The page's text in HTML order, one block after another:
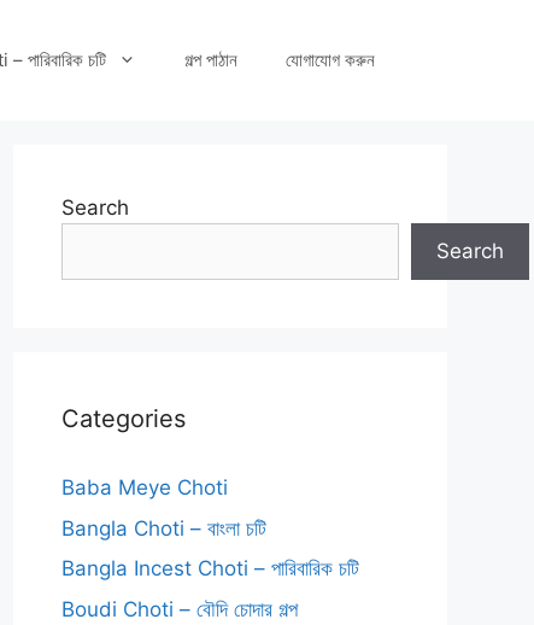
চটি গল্প পাঠান যোগাযোগ করুন
Search
Search
Categories
Baba Meye Choti
Bangla Choti – বাংলা চটি
Bangla Incest Choti – পারিবারিক চটি
Boudi Choti – বৌদি চোদার গল্প